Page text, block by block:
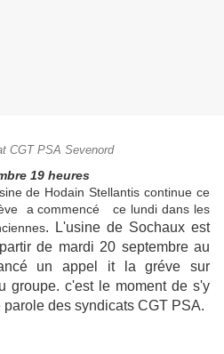
CGT PSA Sevenord
19 heures
de Hodain Stellantis continue ce
a commencé ce lundi dans les
. L'usine de Sochaux est
de mardi 20 septembre au
un appel it la gréve sur
groupe. c'est le moment de s'y
des syndicats CGT PSA.